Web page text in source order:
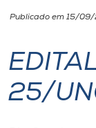
Unoesc
I.nova
Publicado em 15/09/
25/